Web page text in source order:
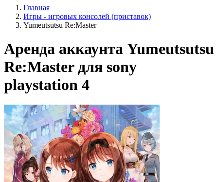
Главная
Игры - игровых консолей (приставок)
Yumeutsutsu Re:Master
Аренда аккаунта Yumeutsutsu
Re:Master для sony
playstation 4